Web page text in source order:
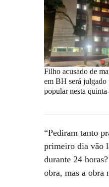
Filho acusado de
em BH será julgado
popular nesta
“Pediram tanto
primeiro dia vão
durante 24
obra, mas a obra